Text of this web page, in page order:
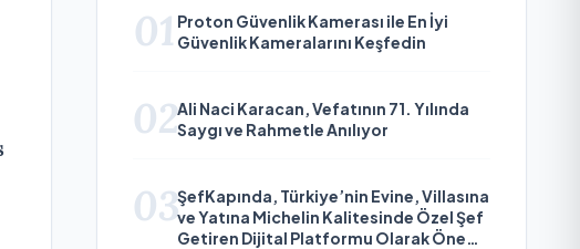
01 Proton Güvenlik Kamerası ile En İyi
Güvenlik Kameralarını Keşfedin
02Ali Naci Karacan, Vefatının 71. Yılında
Saygı ve Rahmetle Anılıyor
03ŞefKapında, Türkiye’nin Evine, Villasına
ve Yatına Michelin Kalitesinde Özel Şef
Getiren Dijital Platformu Olarak Öne